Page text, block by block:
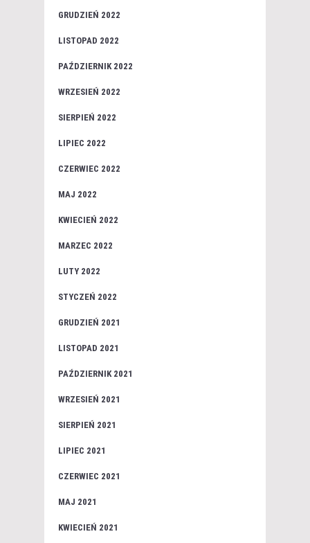
GRUDZIEŃ 2022
LISTOPAD 2022
PAŹDZIERNIK 2022
WRZESIEŃ 2022
SIERPIEŃ 2022
LIPIEC 2022
CZERWIEC 2022
MAJ 2022
KWIECIEŃ 2022
MARZEC 2022
LUTY 2022
STYCZEŃ 2022
GRUDZIEŃ 2021
LISTOPAD 2021
PAŹDZIERNIK 2021
WRZESIEŃ 2021
SIERPIEŃ 2021
LIPIEC 2021
CZERWIEC 2021
MAJ 2021
KWIECIEŃ 2021